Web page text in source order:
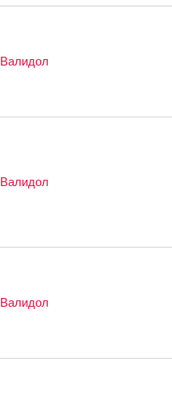
Валидол
Валидол
Валидол